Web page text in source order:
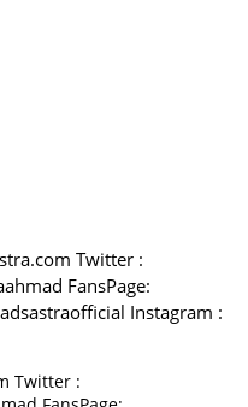
Twitter :
FansPage:
Instagram :
Twitter :